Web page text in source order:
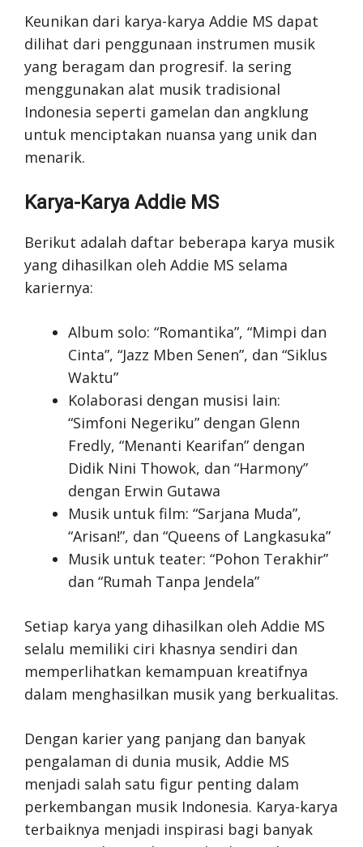
Keunikan dari karya-karya Addie MS dapat
dilihat dari penggunaan instrumen musik
yang beragam dan progresif. Ia sering
menggunakan alat musik tradisional
Indonesia seperti gamelan dan angklung
untuk menciptakan nuansa yang unik dan
menarik.
Karya-Karya Addie MS
Berikut adalah daftar beberapa karya musik
yang dihasilkan oleh Addie MS selama
kariernya:
Album solo: “Romantika”, “Mimpi dan
Cinta”, “Jazz Mben Senen”, dan “Siklus
Waktu”
Kolaborasi dengan musisi lain:
“Simfoni Negeriku” dengan Glenn
Fredly, “Menanti Kearifan” dengan
Didik Nini Thowok, dan “Harmony”
dengan Erwin Gutawa
Musik untuk film: “Sarjana Muda”,
“Arisan!”, dan “Queens of Langkasuka”
Musik untuk teater: “Pohon Terakhir”
dan “Rumah Tanpa Jendela”
Setiap karya yang dihasilkan oleh Addie MS
selalu memiliki ciri khasnya sendiri dan
memperlihatkan kemampuan kreatifnya
dalam menghasilkan musik yang berkualitas.
Dengan karier yang panjang dan banyak
pengalaman di dunia musik, Addie MS
menjadi salah satu figur penting dalam
perkembangan musik Indonesia. Karya-karya
terbaiknya menjadi inspirasi bagi banyak